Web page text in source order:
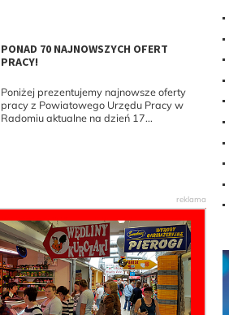
PONAD 70 NAJNOWSZYCH OFERT
PRACY!
Poniżej prezentujemy najnowsze oferty
pracy z Powiatowego Urzędu Pracy w
Radomiu aktualne na dzień 17...